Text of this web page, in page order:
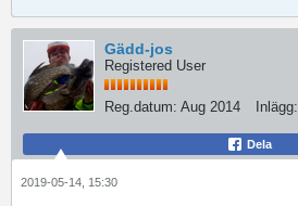
Gädd-jos
Registered User
Reg.datum: Aug 2014 Inlägg:
Dela
2019-05-14, 15:30